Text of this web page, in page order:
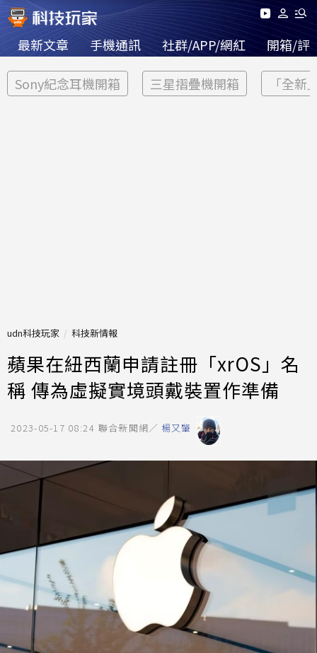
最新文章 手機通訊 社群/APP/網紅 開箱/評
Sony紀念耳機開箱 三星摺疊機開箱 「全新
udn科技玩家 科技新情報
蘋果在紐西蘭申請註冊「xrOS」名
稱 傳為虛擬實境頭戴裝置作準備
2023-05-17 08:24 聯合新聞網／ 楊又肇